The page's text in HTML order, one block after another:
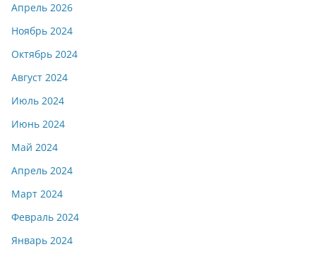
Апрель 2026
Ноябрь 2024
Октябрь 2024
Август 2024
Июль 2024
Июнь 2024
Май 2024
Апрель 2024
Март 2024
Февраль 2024
Январь 2024